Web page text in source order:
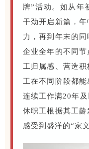
牌”活动。如从年
干劲开启新篇，
力，再到年末的
企业全年的不同
工归属感、营造
工在不同阶段都
连续工作满20年
休职工根据其工
感受到盛洋的“家文